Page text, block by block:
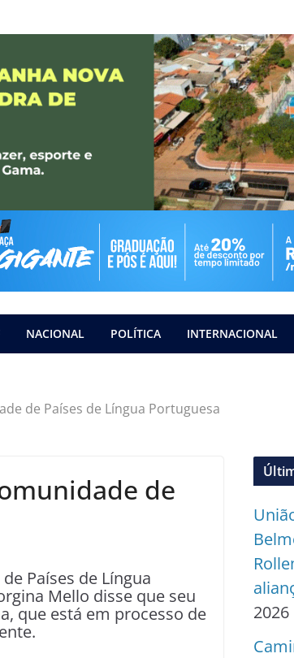
NACIONAL POLÍTICA INTERNACIONAL
de Países de Língua Portuguesa
de
Países de Língua
Mello disse que seu
que está em processo de
2026